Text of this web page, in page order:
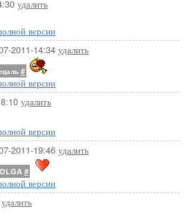
удалить
версии
2011-14:34 удалить
#
версии
удалить
версии
2011-19:46 удалить
#
версии
удалить